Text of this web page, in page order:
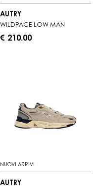
AUTRY
WILDPACE LOW MAN
€ 210.00
NUOVI ARRIVI
AUTRY